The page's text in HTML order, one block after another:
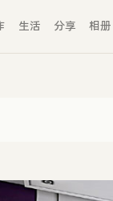
生活 分享 相册